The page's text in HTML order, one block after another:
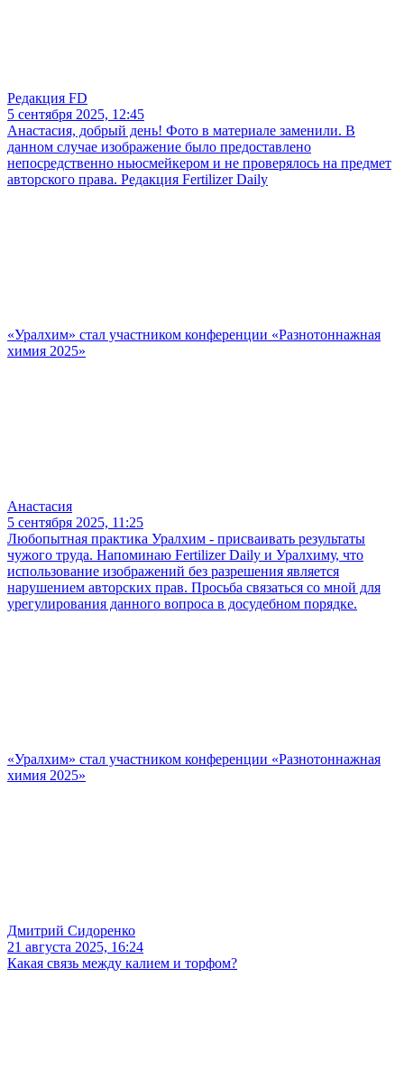
Редакция FD
5 сентября 2025, 12:45
Анастасия, добрый день! Фото в материале заменили. В
данном случае изображение было предоставлено
непосредственно ньюсмейкером и не проверялось на предмет
авторского права. Редакция Fertilizer Daily
«Уралхим» стал участником конференции «Разнотоннажная
химия 2025»
Анастасия
5 сентября 2025, 11:25
Любопытная практика Уралхим - присваивать результаты
чужого труда. Напоминаю Fertilizer Daily и Уралхиму, что
использование изображений без разрешения является
нарушением авторских прав. Просьба связаться со мной для
урегулирования данного вопроса в досудебном порядке.
«Уралхим» стал участником конференции «Разнотоннажная
химия 2025»
Дмитрий Сидоренко
21 августа 2025, 16:24
Какая связь между калием и торфом?